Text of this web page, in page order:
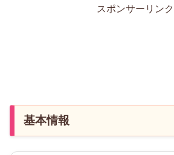
スポンサーリンク
基本情報